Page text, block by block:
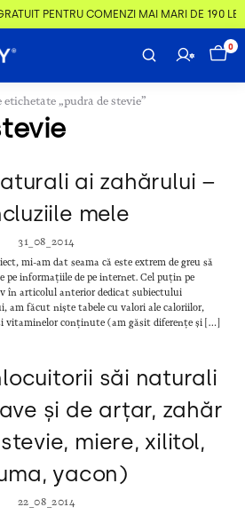
PENTRU COMENZI MAI MARI DE 190 LEI
0
„pudra de stevie”
ai zahărului –
mele
31_08_2014
mi-am dat seama că este extrem de greu să
pe informațiile de pe internet. Cel puțin pe
în articolul anterior dedicat subiectului
am făcut niște tabele cu valori ale caloriilor,
vitaminelor conținute (am găsit diferențe și […]
săi naturali
și de arțar, zahăr
miere, xilitol,
yacon)
22_08_2014